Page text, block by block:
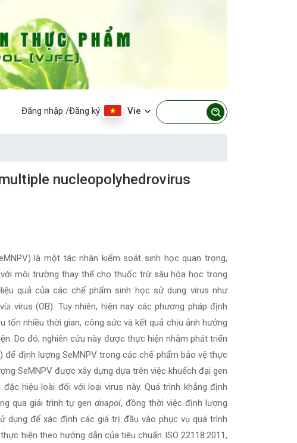
Đăng nhập /Đăng ký Vie
nucleopolyhedrovirus
là một tác nhân kiểm soát sinh học quan trọng,
môi trường thay thế cho thuốc trừ sâu hóa học trong
quả của các chế phẩm sinh học sử dụng virus như
virus (OB). Tuy nhiên, hiện nay các phương pháp định
nhiều thời gian, công sức và kết quả chịu ảnh hưởng
Do đó, nghiên cứu này được thực hiện nhằm phát triển
để định lượng SeMNPV trong các chế phẩm bảo vệ thực
SeMNPV được xây dựng dựa trên việc khuếch đại gen
hiệu loài đối với loại virus này. Quá trình khẳng định
qua giải trình tự gen dnapol, đồng thời việc định lượng
dụng để xác định các giá trị đầu vào phục vụ quá trình
hiện theo hướng dẫn của tiêu chuẩn ISO 22118:2011,